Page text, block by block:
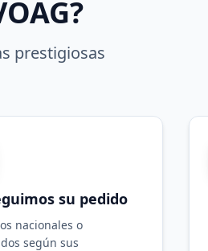
prestigiosas
su pedido
nacionales o
según sus